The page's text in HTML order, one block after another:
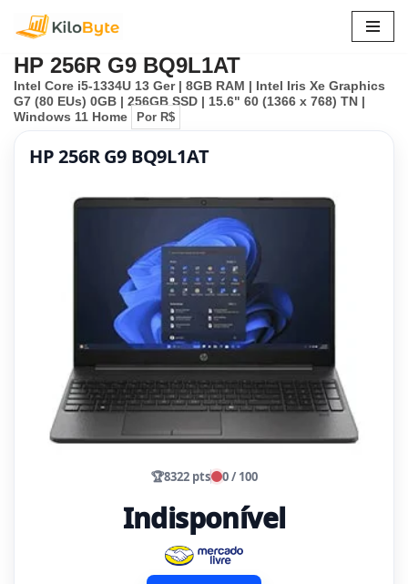
para
o
conteúdo
HP 256R G9 BQ9L1AT
Intel Core i5-1334U 13 Ger | 8GB RAM | Intel Iris Xe Graphics
G7 (80 EUs) 0GB | 256GB SSD | 15.6" 60 (1366 x 768) TN |
Windows 11 Home
Por R$
HP 256R G9 BQ9L1AT
🏆8322 pts 0 / 100
Indisponível